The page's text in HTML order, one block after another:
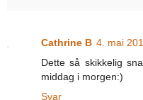
Cathrine B 4. mai
Dette så skikkelig
middag i morgen:)
Svar